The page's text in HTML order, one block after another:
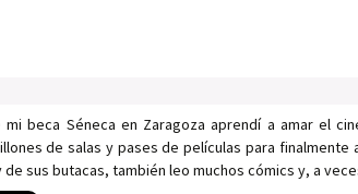
beca Séneca en Zaragoza aprendí a amar el
de salas y pases de películas para finalmente
de sus butacas, también leo muchos cómics y, a